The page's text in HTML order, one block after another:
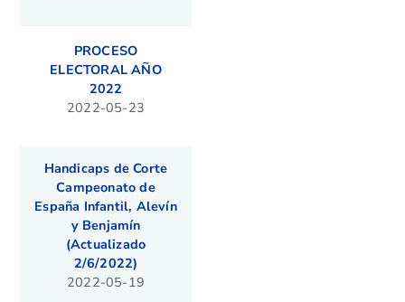
PROCESO
ELECTORAL AÑO
2022
2022-05-23
Handicaps de Corte
Campeonato de
España Infantil, Alevín
y Benjamín
(Actualizado
2/6/2022)
2022-05-19